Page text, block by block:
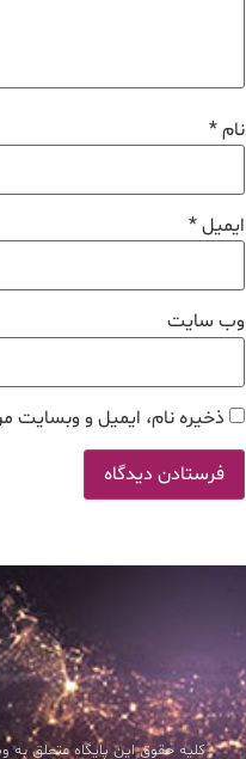
نام*
ایمیل*
وب‌ سایت
ذخیره نام، ایمیل و وبسایت
کلیه حقوق این پایگاه متعلق به